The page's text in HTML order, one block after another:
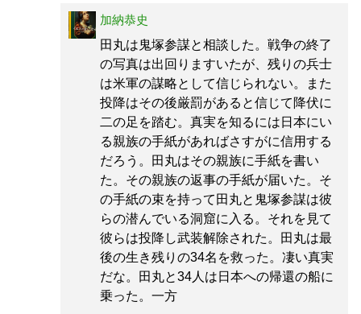
加納恭史
田丸は鬼塚参謀と相談した。戦争の終了
の写真は出回りますいたが、残りの兵士
は米軍の謀略として信じられない。また
投降はその後厳罰があると信じて降伏に
二の足を踏む。真実を知るには日本にい
る親族の手紙があればさすがに信用する
だろう。田丸はその親族に手紙を書い
た。その親族の返事の手紙が届いた。そ
の手紙の束を持って田丸と鬼塚参謀は彼
らの潜んでいる洞窟に入る。それを見て
彼らは投降し武装解除された。田丸は最
後の生き残りの34名を救った。凄い真実
だな。田丸と34人は日本への帰還の船に
乗った。一方